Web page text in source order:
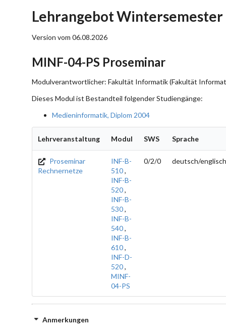
Lehrangebot Wintersemester
Version vom 06.08.2026
MINF-04-PS Proseminar
Modulverantwortlicher: Fakultät Informatik (Fakultät
Dieses Modul ist Bestandteil folgender Studiengänge:
Medieninformatik, Diplom 2004
Lehrveranstaltung Modul SWS Sprache
Proseminar
Rechnernetze
INF-B-
510,
INF-B-
520,
INF-B-
530,
INF-B-
540,
INF-B-
610,
INF-D-
520,
MINF-
04-PS
0/2/0 deutsch/englisch
Anmerkungen